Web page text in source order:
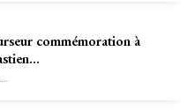
commémoration à
Sébastien-Étienne Marechal